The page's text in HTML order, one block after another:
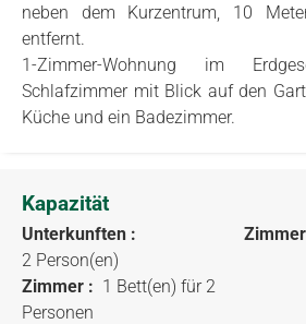
neben dem Kurzentrum, 10
entfernt.
1-Zimmer-Wohnung im
Schlafzimmer mit Blick auf den
Küche und ein Badezimmer.
Kapazität
Unterkunften :
2 Person(en)
Zimmer : 1 Bett(en) für 2
Personen